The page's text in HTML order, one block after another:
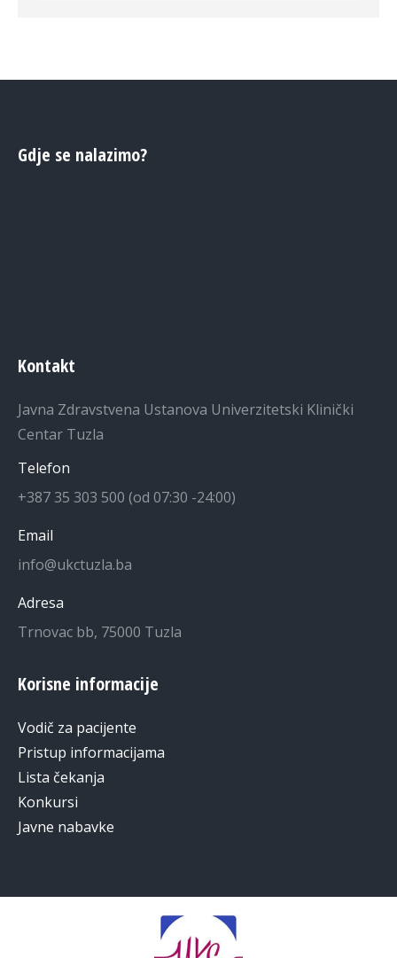
Gdje se nalazimo?
Kontakt
Javna Zdravstvena Ustanova Univerzitetski Klinički
Centar Tuzla
Telefon
+387 35 303 500 (od 07:30 -24:00)
Email
info@ukctuzla.ba
Adresa
Trnovac bb, 75000 Tuzla
Korisne informacije
Vodič za pacijente
Pristup informacijama
Lista čekanja
Konkursi
Javne nabavke